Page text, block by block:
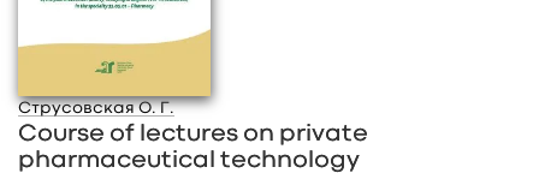
Струсовская О. Г.
Course of lectures on private
pharmaceutical technology